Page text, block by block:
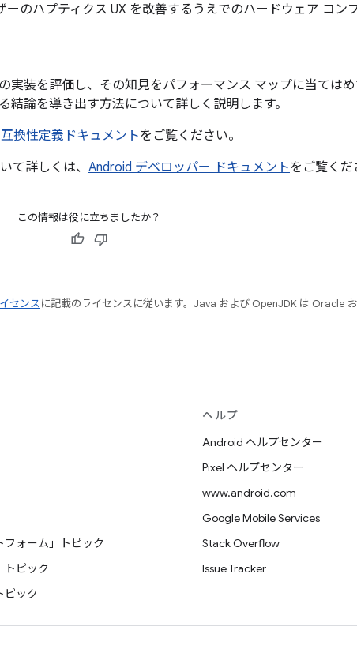
のハプティクス UX を改善するうえでのハードウェア コン
実装を評価し、その知見をパフォーマンス マップに当ては
論を導き出す方法について詳しく説明します。
換性定義ドキュメントをご覧ください。
て詳しくは、 Android デベロッパー ドキュメントをご覧くだ
この情報は役に立ちましたか？
センスに記載のライセンスに従います。Java および OpenJDK は Oracle
ォーム」トピック
トピック
ピック
ヘルプ
Android ヘルプセンター
Pixel ヘルプセンター
www.android.com
Google Mobile Services
Stack Overflow
Issue Tracker